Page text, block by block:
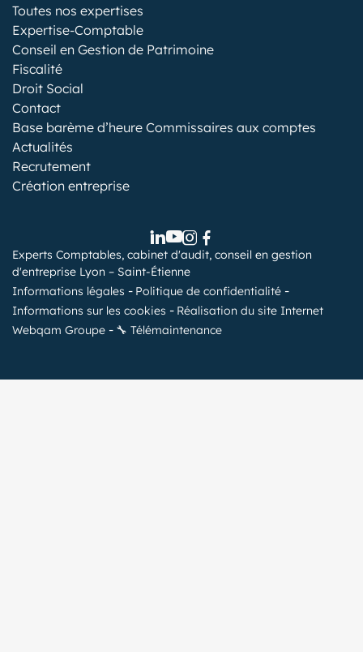
Toutes nos expertises
Expertise-Comptable
Conseil en Gestion de Patrimoine
Fiscalité
Droit Social
Contact
Base barème d’heure Commissaires aux comptes
Actualités
Recrutement
Création entreprise
Experts Comptables, cabinet d'audit, conseil en gestion
d'entreprise Lyon – Saint-Étienne
Informations légales
Politique de confidentialité
Informations sur les cookies
Réalisation du site Internet
Webqam Groupe
🔧 Télémaintenance